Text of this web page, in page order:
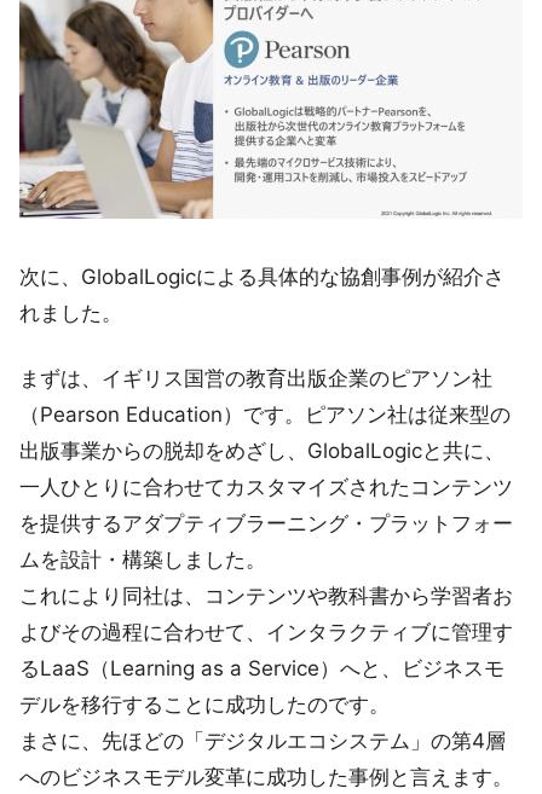
次に、GlobalLogicによる具体的な協創事例が紹介さ
れました。
まずは、イギリス国営の教育出版企業のピアソン社
（Pearson Education）です。ピアソン社は従来型の
出版事業からの脱却をめざし、GlobalLogicと共に、
一人ひとりに合わせてカスタマイズされたコンテンツ
を提供するアダプティブラーニング・プラットフォー
ムを設計・構築しました。
これにより同社は、コンテンツや教科書から学習者お
よびその過程に合わせて、インタラクティブに管理す
るLaaS（Learning as a Service）へと、ビジネスモ
デルを移行することに成功したのです。
まさに、先ほどの「デジタルエコシステム」の第4層
へのビジネスモデル変革に成功した事例と言えます。